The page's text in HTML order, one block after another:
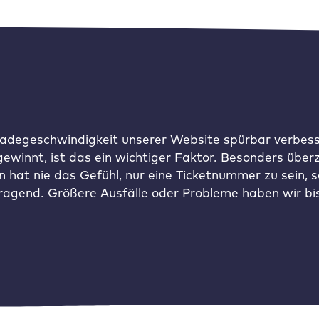
unserer Website spürbar
ist das ein wichtiger Faktor. Besonders
nie das Gefühl, nur eine Ticketnummer zu
Größere Ausfälle oder Probleme haben wir